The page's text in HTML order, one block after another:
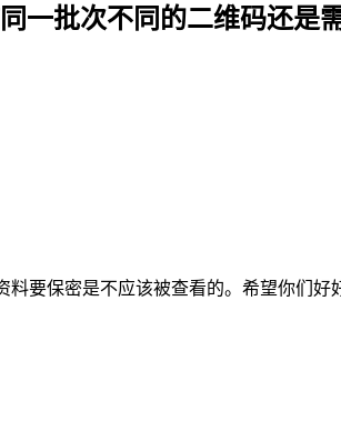
一批次不同的二维码还是
要保密是不应该被查看的。希望你们好